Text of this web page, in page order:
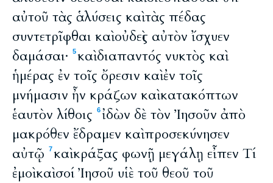
αὐτοῦ τὰς ἁλύσεις καὶ τὰς πέδας
συντετρῖφθαι καὶ οὐδεὶς αὐτὸν ἴσχυεν
δαμάσαι·
5καὶ διαπαντός νυκτὸς καὶ
ἡμέρας ἐν τοῖς ὄρεσιν καὶ ἐν τοῖς
μνήμασιν ἦν κράζων καὶ κατακόπτων
ἑαυτὸν λίθοις
6 ἰδὼν δὲ τὸν Ἰησοῦν ἀπὸ
μακρόθεν ἔδραμεν καὶ προσεκύνησεν
αὐτῷ
7καὶ κράξας φωνῇ μεγάλῃ εἶπεν Τί
ἐμοὶ καὶ σοί Ἰησοῦ υἱὲ τοῦ θεοῦ τοῦ